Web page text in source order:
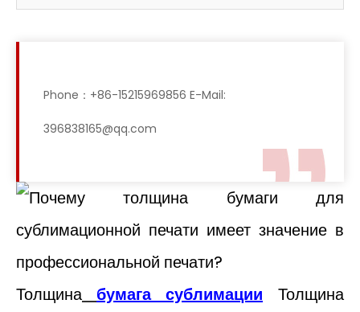
Phone：+86-15215969856 E-Mail:
396838165@qq.com
Толщина бумага сублимации
Толщина